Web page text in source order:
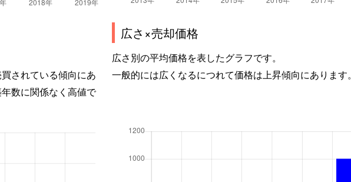
されている傾向にあ
数に関係なく高値で
広さ×売却価格
広さ別の平均価格を表したグラフです。
一般的には広くなるにつれて価格は上昇傾向にあります。